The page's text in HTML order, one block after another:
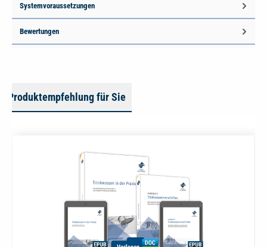
Systemvoraussetzungen
Bewertungen
Produktempfehlung für Sie